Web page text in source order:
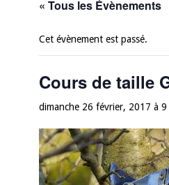
« Tous les Évènements
Cet évènement est passé.
Cours de taille
dimanche 26 février, 2017 à